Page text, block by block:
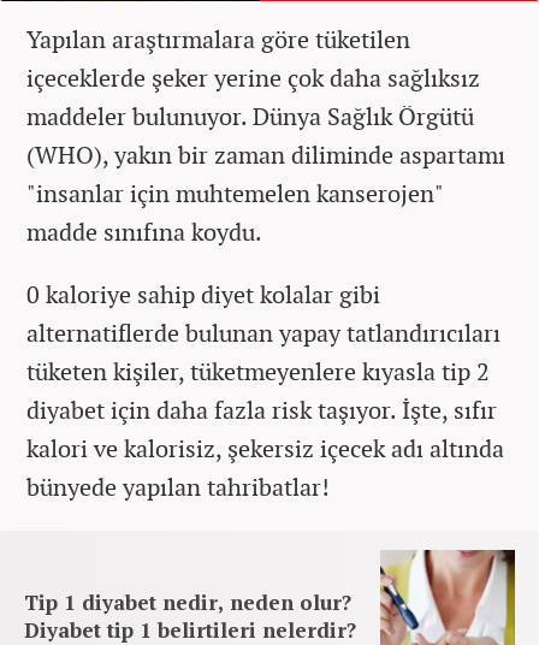
Yapılan araştırmalara göre tüketilen
içeceklerde şeker yerine çok daha sağlıksız
maddeler bulunuyor. Dünya Sağlık Örgütü
(WHO), yakın bir zaman diliminde aspartamı
"insanlar için muhtemelen kanserojen"
madde sınıfına koydu.
0 kaloriye sahip diyet kolalar gibi
alternatiflerde bulunan yapay tatlandırıcıları
tüketen kişiler, tüketmeyenlere kıyasla tip 2
diyabet için daha fazla risk taşıyor. İşte, sıfır
kalori ve kalorisiz, şekersiz içecek adı altında
bünyede yapılan tahribatlar!
Tip 1 diyabet nedir, neden olur?
Diyabet tip 1 belirtileri nelerdir?